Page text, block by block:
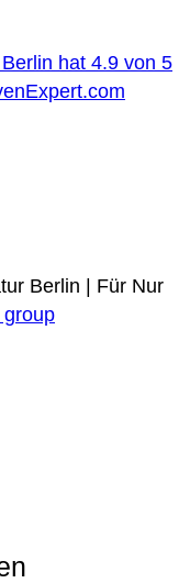
hat 4.9 von 5
Berlin | Für Nur
group